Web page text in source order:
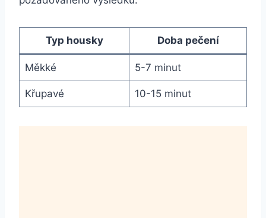
Typ housky Doba pečení
Měkké 5-7 minut
Křupavé 10-15 minut